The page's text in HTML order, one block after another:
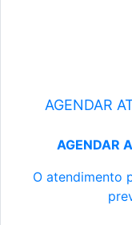
AGENDAR
AGENDAR
O atendimento